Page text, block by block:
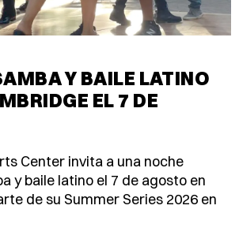
Y BAILE LATINO
EL 7 DE
Center invita a una noche
y baile latino el 7 de agosto en
de su Summer Series 2026 en